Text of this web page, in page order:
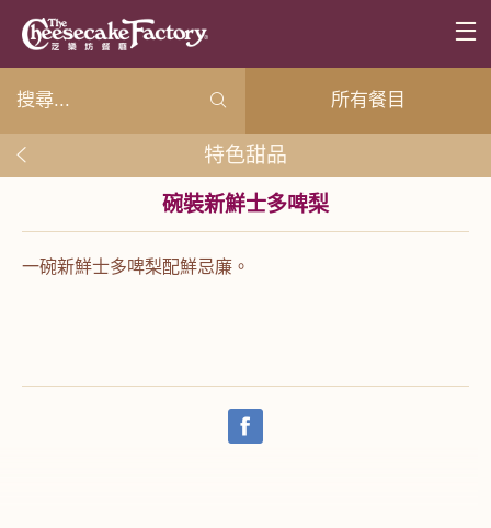
所有餐目
特色甜品
碗裝新鮮士多啤梨
一碗新鮮士多啤梨配鮮忌廉。